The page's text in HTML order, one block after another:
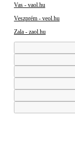
Vas - vaol.hu
Veszprém - veol.hu
Zala - zaol.hu